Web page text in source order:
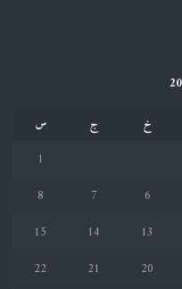
خ ج
س
1
6
7
8
13
14
15
20
21
22